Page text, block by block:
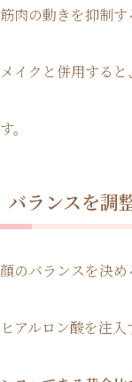
筋肉の動きを抑制
メイクと併用する
す。
バランスを調
顔のバランスを決
ヒアルロン酸を注入